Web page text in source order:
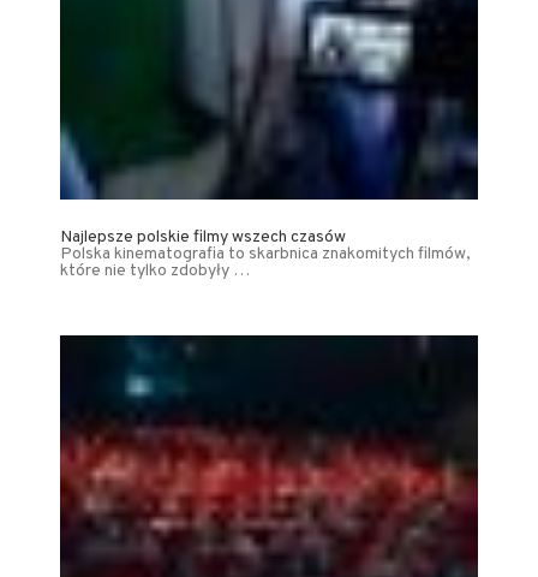
Najlepsze polskie filmy wszech czasów
Polska kinematografia to skarbnica znakomitych filmów,
które nie tylko zdobyły …